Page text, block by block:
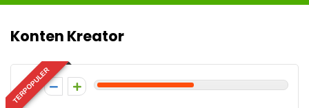
Konten Kreator
TERPOPULER
5